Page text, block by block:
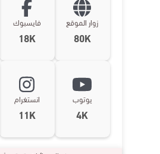
زوار الموقع
80K
فايسبوك
18K
يوتوب
4K
انستغرام
11K